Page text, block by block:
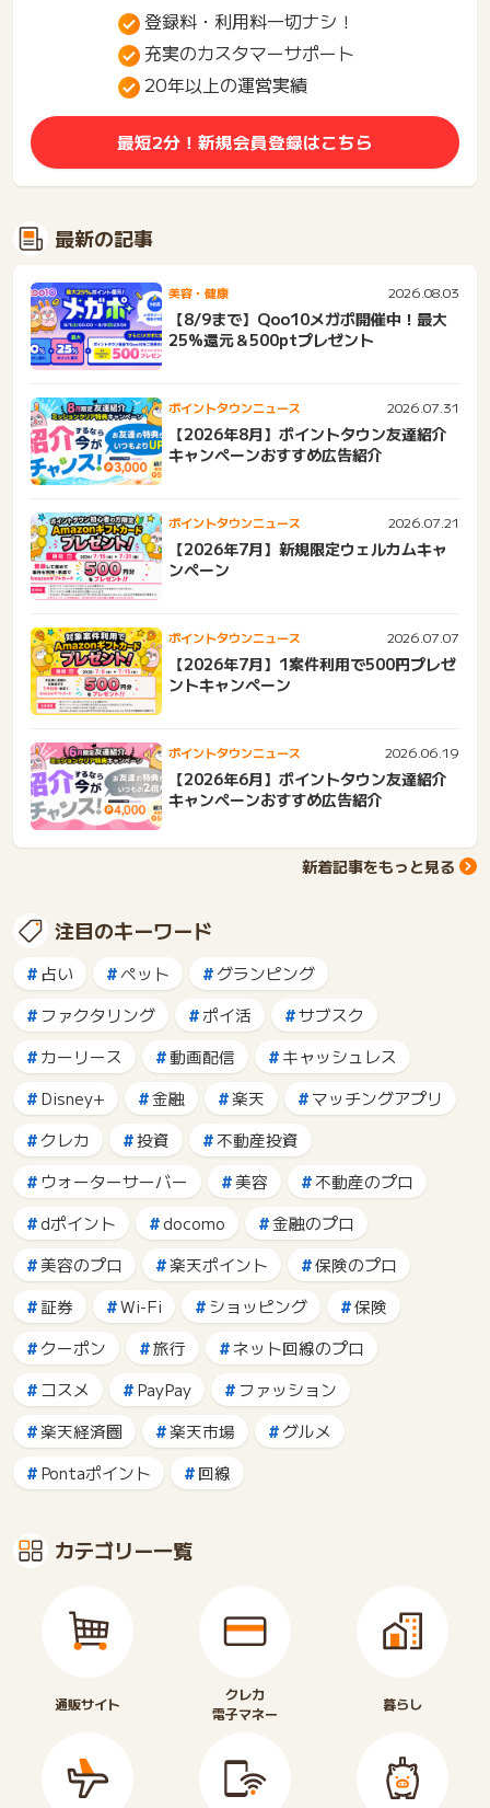
登録料・利用料一切ナシ！
充実のカスタマーサポート
20年以上の運営実績
最短2分！新規会員登録はこちら
最新の記事
美容・健康 2026.08.03
【8/9まで】Qoo10メガポ開催中！最大
25%還元＆500ptプレゼント
ポイントタウンニュース 2026.07.31
【2026年8月】ポイントタウン友達紹介
キャンペーンおすすめ広告紹介
ポイントタウンニュース 2026.07.21
【2026年7月】新規限定ウェルカムキャ
ンペーン
ポイントタウンニュース 2026.07.07
【2026年7月】1案件利用で500円プレゼ
ントキャンペーン
ポイントタウンニュース 2026.06.19
【2026年6月】ポイントタウン友達紹介
キャンペーンおすすめ広告紹介
新着記事をもっと見る
注目のキーワード
占い ペット
グランピング
ファクタリング
ポイ活
サブスク
カーリース
動画配信
キャッシュレス
Disney+
金融 楽天
マッチングアプリ
クレカ
投資
不動産投資
ウォーターサーバー
美容
不動産のプロ
dポイント
docomo
金融のプロ
美容のプロ
楽天ポイント
保険のプロ
証券
Wi-Fi ショッピング
保険
クーポン
旅行
ネット回線のプロ
コスメ
PayPay
ファッション
楽天経済圏
楽天市場
グルメ
Pontaポイント
回線
カテゴリー一覧
通販サイト
クレカ
電子マネー
暮らし